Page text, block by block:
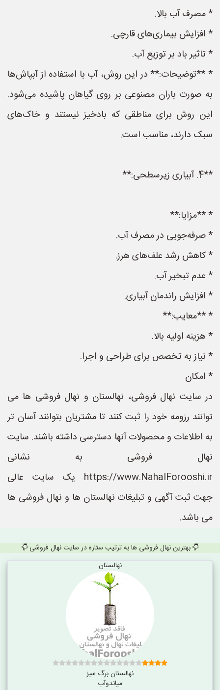
* مصرف آب بالا.
* افزایش بیماری‌های قارچی.
* تاثیر باد بر توزیع آب.
* **توضیحات:** در این روش، آب با استفاده از آبپاش‌ها
به صورت باران مصنوعی بر روی گیاهان پاشیده می‌شود.
این روش برای مناطقی که بادخیز نیستند و خاک‌های
سبک دارند، مناسب است.
**4. آبیاری زیرسطحی:**
* **مزایا:**
* صرفه‌جویی در مصرف آب.
* کاهش رشد علف‌های هرز.
* عدم تبخیر آب.
* افزایش راندمان آبیاری.
* **معایب:**
* هزینه اولیه بالا.
* نیاز به تخصص برای طراحی و اجرا.
* امکان
در سایت نهال فروشی، نهالستان و نهال فروشی ها می
توانند رزومه خود را ثبت کنند تا مشتریان بتوانند آسان تر
به اطلاعات و محصولات آنها دسترسی داشته باشند. سایت
نهال فروشی به نشانی
https://www.NahalForooshi.ir یک سایت عالی
جهت ثبت آگهی و تبلیغات نهالستان ها و نهال فروشی ها
می باشد.
بهترین نهال فروشی ها به ترتیب ستاره در سایت نهال فروشی
نهالستان
نهالستان برگ سبز
میاندوآب